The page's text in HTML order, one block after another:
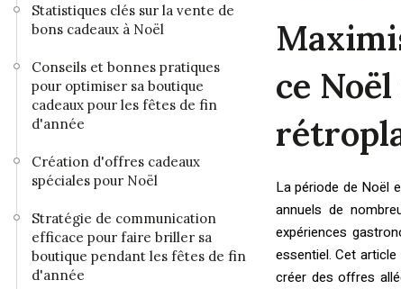
Statistiques clés sur la vente de
bons cadeaux à Noël
Conseils et bonnes pratiques
pour optimiser sa boutique
cadeaux pour les fêtes de fin
d'année
Création d'offres cadeaux
spéciales pour Noël
Stratégie de communication
efficace pour faire briller sa
boutique pendant les fêtes de fin
d'année
ce
La période de Noël
annuels de
expériences
essentiel. Cet
créer des offres